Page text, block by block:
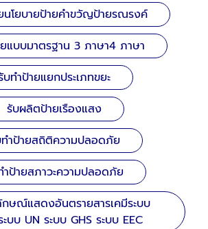
นโยบายป้ายคำขวัญป้ายรณรงค์
แบบมาตรฐาน 3 ภาษา4 ภาษา
บทำป้ายแยกประเภทขยะ
รับผลิตป้ายเรืองแสง
ำป้ายสถิติความปลอดภัย
ำป้ายสภาวะความปลอดภัย
ษณ์แสดงอันตรายสารเคมีระบบ
ะบบ UN ระบบ GHS ระบบ EEC